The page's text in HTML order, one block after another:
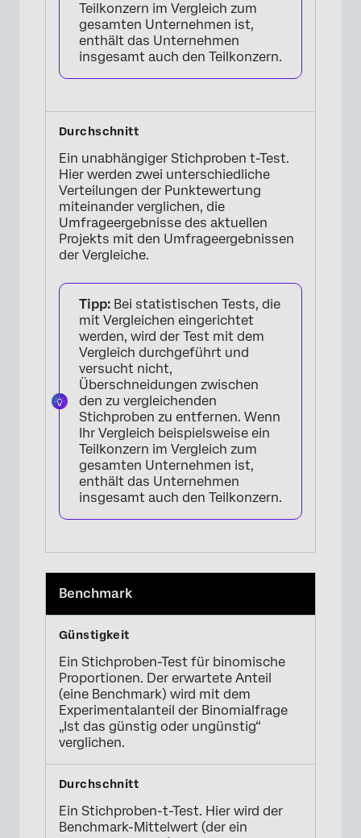
Teilkonzern im Vergleich zum
gesamten Unternehmen ist,
enthält das Unternehmen
insgesamt auch den Teilkonzern.
Ein unabhängiger Stichproben t-Test.
Hier werden zwei unterschiedliche
Verteilungen der Punktewertung
miteinander verglichen, die
Umfrageergebnisse des aktuellen
Projekts mit den Umfrageergebnissen
der Vergleiche.
Tipp: Bei statistischen Tests, die
mit Vergleichen eingerichtet
werden, wird der Test mit dem
Vergleich durchgeführt und
versucht nicht,
Überschneidungen zwischen
den zu vergleichenden
Stichproben zu entfernen. Wenn
Ihr Vergleich beispielsweise ein
Teilkonzern im Vergleich zum
gesamten Unternehmen ist,
enthält das Unternehmen
insgesamt auch den Teilkonzern.
Benchmark
Ein Stichproben-Test für binomische
Proportionen. Der erwartete Anteil
(eine Benchmark) wird mit dem
Experimentalanteil der Binomialfrage
„Ist das günstig oder ungünstig“
verglichen.
Ein Stichproben-t-Test. Hier wird der
Benchmark-Mittelwert (der ein